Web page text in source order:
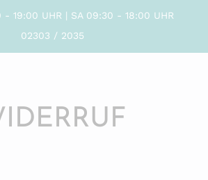
- 19:00 UHR | SA 09:30 - 18:00 UHR
02303 / 2035